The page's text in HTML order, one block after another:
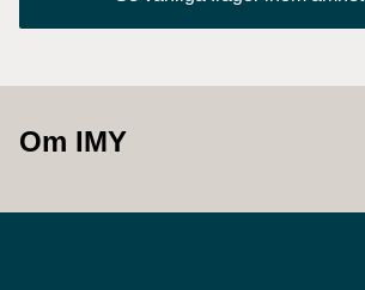
Om IMY